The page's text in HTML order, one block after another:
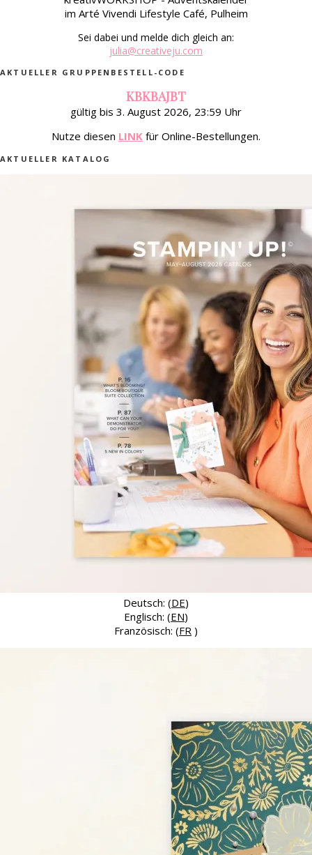
im Arté Vivendi Lifestyle Café, Pulheim
Sei dabei und melde dich gleich an:
julia@creativeju.com
AKTUELLER GRUPPENBESTELL-CODE
KBKBAJBT
gültig bis 3. August 2026, 23:59 Uhr
Nutze diesen LINK für Online-Bestellungen.
AKTUELLER KATALOG
Deutsch: (DE)
Englisch: (EN)
Französisch: (FR )